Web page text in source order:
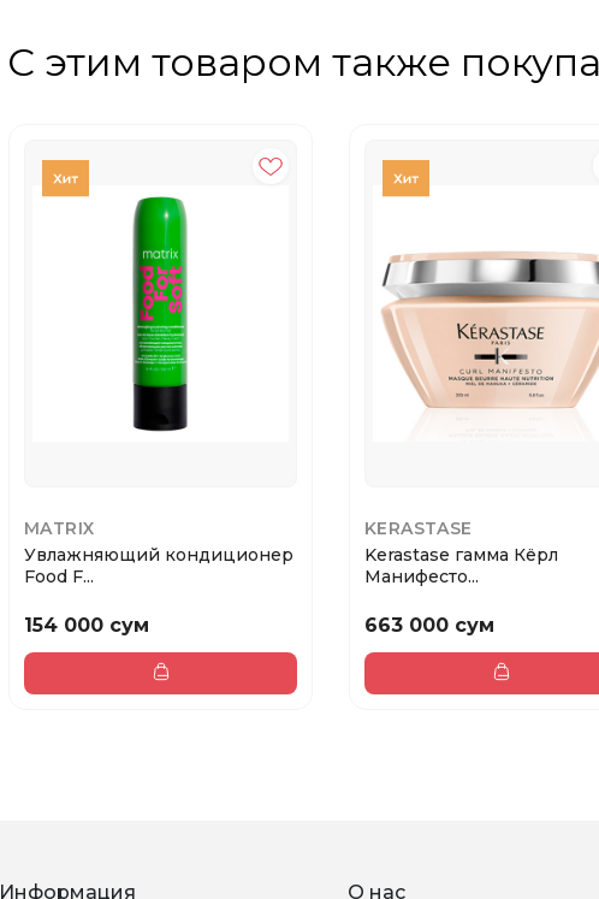
С этим товаром также
MATRIX
Увлажняющий кондиционер
Food F...
154 000 сум
KERASTASE
Kerastase гамма Кёрл
Манифесто...
663 000 сум
Информация О нас